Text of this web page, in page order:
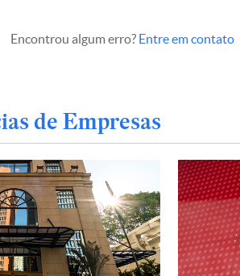
Encontrou algum erro? Entre em contato
de Empresas